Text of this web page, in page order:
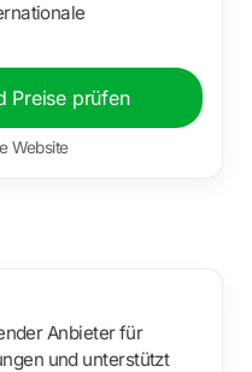
Preise prüfen
Website
Anbieter für
und unterstützt